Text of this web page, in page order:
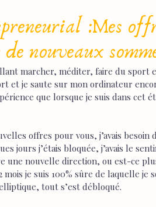
:Mes
nouveaux
marcher, méditer, faire du sport
et je saute sur mon ordinateur
que lorsque je suis dans cet
offres pour vous, j’avais besoin
jours j’étais bloquée, j’avais le
une nouvelle direction, ou est-ce
mois je suis 100% sûre de laquelle
tout s’est débloqué.